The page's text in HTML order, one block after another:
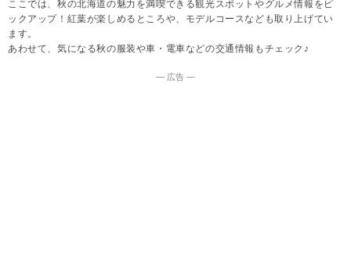
ここでは、秋の北海道の魅力を満喫できる観光スポットやグルメ情報をピ
ックアップ！紅葉が楽しめるところや、モデルコースなども取り上げてい
ます。
あわせて、気になる秋の服装や車・電車などの交通情報もチェック♪
― 広告 ―